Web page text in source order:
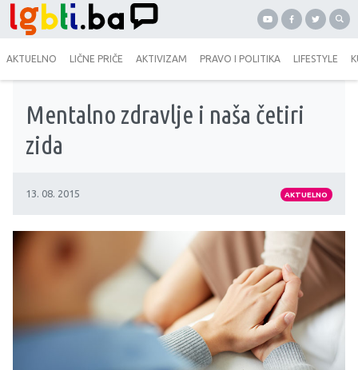
AKTUELNO LIČNE PRIČE AKTIVIZAM PRAVO I POLITIKA LIFESTYLE
Mentalno zdravlje i naša četiri
zida
13. 08. 2015 AKTUELNO